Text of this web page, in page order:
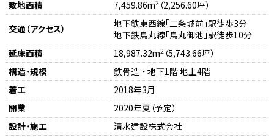
敷地面積
7,459.86m2（2,256.60坪）
交通（アクセス）
地下鉄東西線「二条城前」駅徒歩3分
地下鉄烏丸線「烏丸御池」駅徒歩10分
延床面積
18,987.32m2（5,743.66坪）
構造・規模
鉄骨造 ・ 地下1階 地上4階
着工
2018年3月
開業
2020年夏（予定）
設計・施工
清水建設株式会社